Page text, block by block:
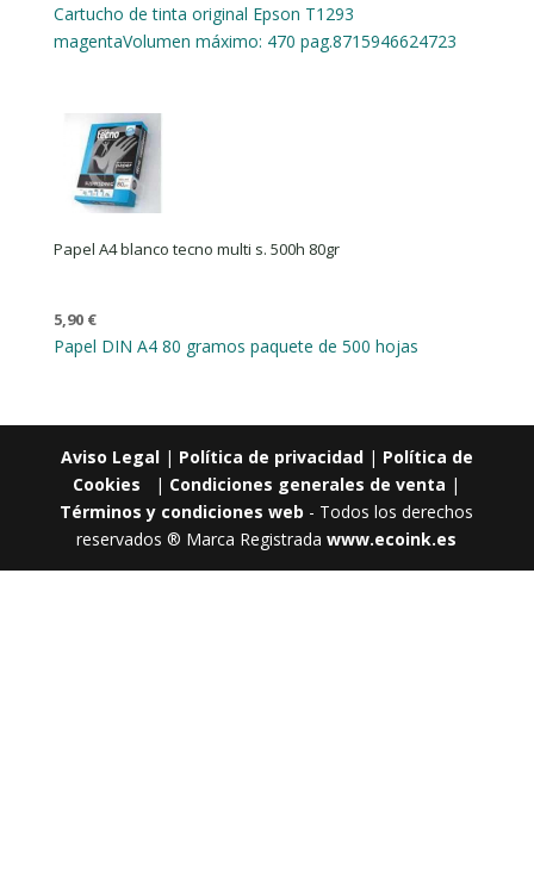
Cartucho de tinta original Epson T1293
magentaVolumen máximo: 470 pag.8715946624723
Papel A4 blanco tecno multi s. 500h 80gr
5,90 €
Papel DIN A4 80 gramos paquete de 500 hojas
Aviso Legal| Política de privacidad| Política de
Cookies | Condiciones generales de venta |
Términos y condiciones web - Todos los derechos
reservados ® Marca Registradawww.ecoink.es